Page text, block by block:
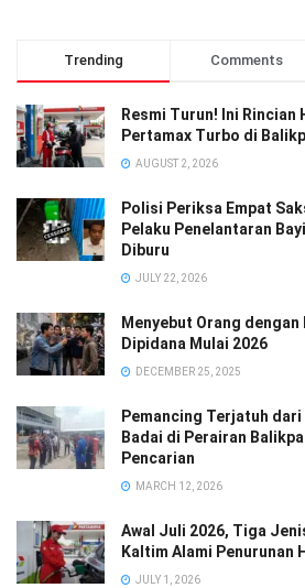
Trending Comments
Resmi Turun! Ini Rincian
Pertamax Turbo di
AUGUST 2, 2026
Polisi Periksa Empat
Pelaku Penelantaran
Diburu
JULY 22, 2026
Menyebut Orang
Dipidana Mulai 2026
DECEMBER 25, 2025
Pemancing Terjatuh
Badai di Perairan
Pencarian
MARCH 12, 2026
Awal Juli 2026, Tiga
Kaltim Alami Penurunan
JULY 1, 2026